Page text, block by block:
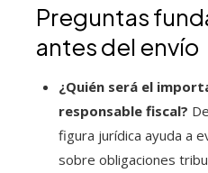
Preguntas
antes del envío
¿Quién será el
responsable fiscal?
figura jurídica ayuda a
sobre obligaciones